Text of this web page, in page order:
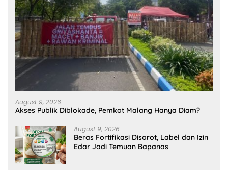
August 9, 2026
Akses Publik Diblokade, Pemkot Malang Hanya Diam?
August 9, 2026
Beras Fortifikasi Disorot, Label dan Izin
Edar Jadi Temuan Bapanas